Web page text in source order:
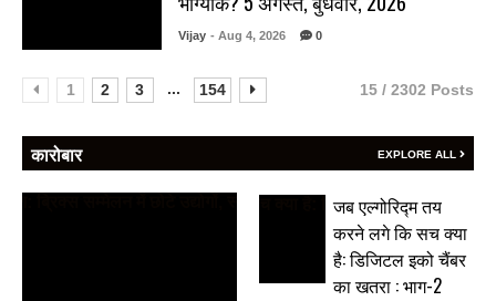
Vijay - Aug 4, 2026 0
1 2 3 ... 154 15 / 2302 Posts
कारोबार EXPLORE ALL
जब एल्गोरिद्म तय
करने लगे कि सच क्या
है: डिजिटल इको चैंबर
का खतरा : भाग-2